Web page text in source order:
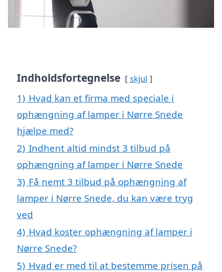
Indholdsfortegnelse skjul
1) Hvad kan et firma med speciale i
ophængning af lamper i Nørre Snede
hjælpe med?
2) Indhent altid mindst 3 tilbud på
ophængning af lamper i Nørre Snede
3) Få nemt 3 tilbud på ophængning af
lamper i Nørre Snede, du kan være tryg
ved
4) Hvad koster ophængning af lamper i
Nørre Snede?
5) Hvad er med til at bestemme prisen på